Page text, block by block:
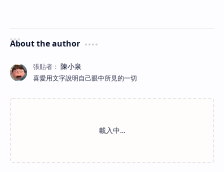
About the author
喜愛用文字說明自己眼中所見的一切